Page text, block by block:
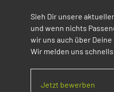
Sieh Dir unsere
und wenn nichts
wir uns auch über
Wir melden uns
Jetzt bewerben